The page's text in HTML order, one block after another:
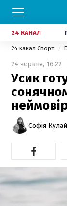
24 КАНАЛ
24 канал Спорт
24 червня, 16:22
Усик
Софія Кулай